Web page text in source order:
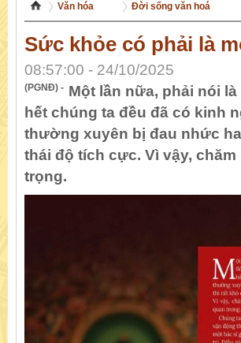
Văn hóa Đời sống văn hoá
Sức khỏe có phải là
08:57:00 - 24/10/2025
(PGNĐ) - Một lần nữa, phải nói
hết chúng ta đều đã có kinh
thường xuyên bị đau nhức
thái độ tích cực. Vì vậy,
trọng.